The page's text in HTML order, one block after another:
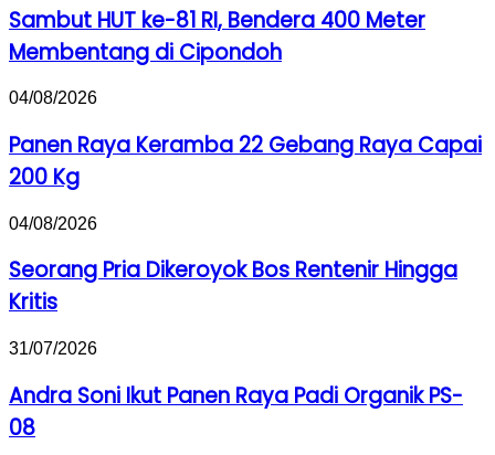
Cijeruk
ke-
81
RI,
400
di
Cipondoh
Sambut HUT ke-81 RI, Bendera 400 Meter
Membentang di Cipondoh
Panen
Keramba
22
Gebang
Capai
200
04/08/2026
Panen Raya Keramba 22 Gebang Raya Capai
200 Kg
Seorang
Dikeroyok
Bos
Rentenir
Kritis
04/08/2026
Seorang Pria Dikeroyok Bos Rentenir Hingga
Kritis
Andra
Ikut
Panen
Raya
31/07/2026
Andra Soni Ikut Panen Raya Padi Organik PS-
08